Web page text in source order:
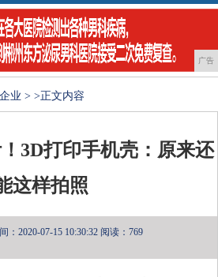
广告
企业 > >正文内容
3D打印手机壳：原来还
这样拍照
：2020-07-15 10:30:32 阅读：769